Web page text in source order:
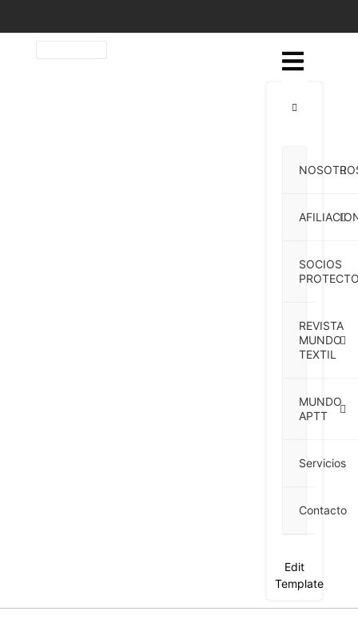
SOCIOS
REVISTA
MUNDO
TEXTIL
MUNDO
APTT
Servicios
Contacto
Edit
Template